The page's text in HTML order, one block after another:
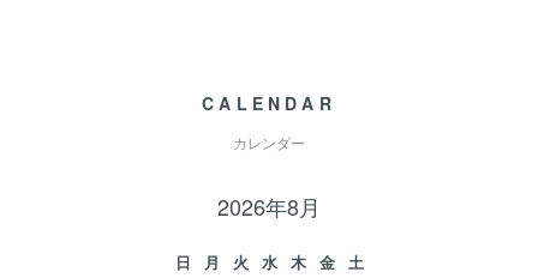
CALENDAR
カレンダー
2026年8月
日 月 火 水 木 金
土